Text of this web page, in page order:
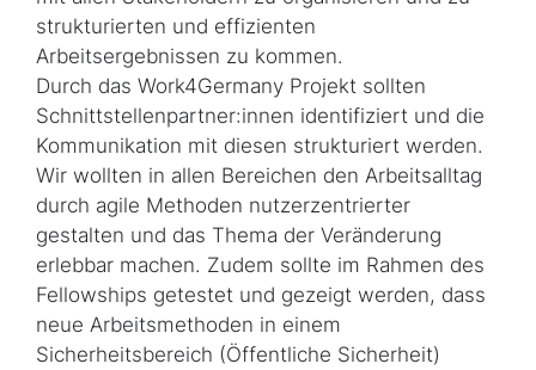
strukturierten und effizienten
Arbeitsergebnissen zu kommen.
Durch das Work4Germany Projekt sollten
Schnittstellenpartner:innen identifiziert und die
Kommunikation mit diesen strukturiert werden.
Wir wollten in allen Bereichen den Arbeitsalltag
durch agile Methoden nutzerzentrierter
gestalten und das Thema der Veränderung
erlebbar machen. Zudem sollte im Rahmen des
Fellowships getestet und gezeigt werden, dass
neue Arbeitsmethoden in einem
Sicherheitsbereich (Öffentliche Sicherheit)